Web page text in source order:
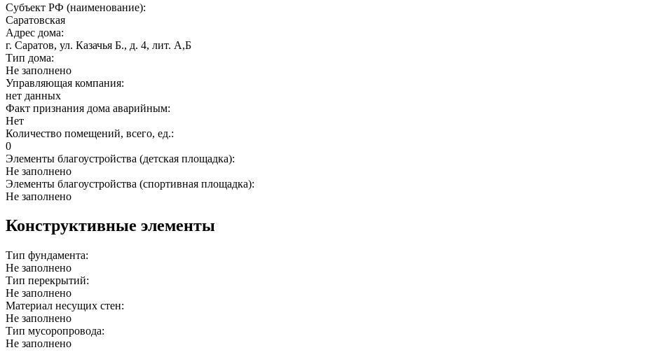
Субъект РФ (наименование):
Саратовская
Адрес дома:
г. Саратов, ул. Казачья Б., д. 4, лит. А,Б
Тип дома:
Не заполнено
Управляющая компания:
нет данных
Факт признания дома аварийным:
Нет
Количество помещений, всего, ед.:
0
Элементы благоустройства (детская площадка):
Не заполнено
Элементы благоустройства (спортивная площадка):
Не заполнено
Конструктивные элементы
Тип фундамента:
Не заполнено
Тип перекрытий:
Не заполнено
Материал несущих стен:
Не заполнено
Тип мусоропровода:
Не заполнено